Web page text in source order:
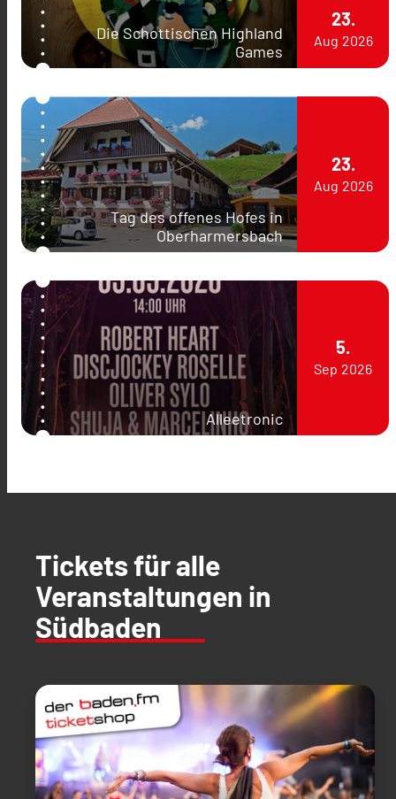
Die Schottischen Highland
Games
23.
Aug 2026
Tag des offenes Hofes in
Oberharmersbach
23.
Aug 2026
Alleetronic
5.
Sep 2026
Tickets für alle
Veranstaltungen in
Südbaden